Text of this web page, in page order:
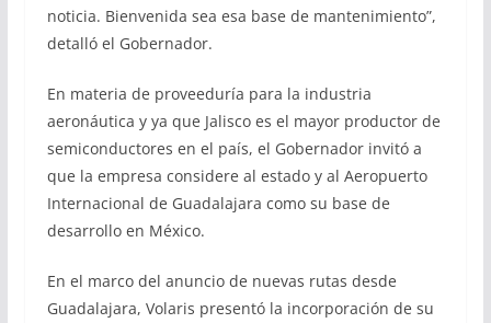
noticia. Bienvenida sea esa base de mantenimiento”,
detalló el Gobernador.
En materia de proveeduría para la industria
aeronáutica y ya que Jalisco es el mayor productor de
semiconductores en el país, el Gobernador invitó a
que la empresa considere al estado y al Aeropuerto
Internacional de Guadalajara como su base de
desarrollo en México.
En el marco del anuncio de nuevas rutas desde
Guadalajara, Volaris presentó la incorporación de su